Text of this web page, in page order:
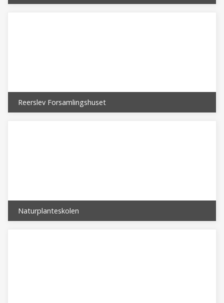
Reerslev Forsamlingshuset
Naturplanteskolen